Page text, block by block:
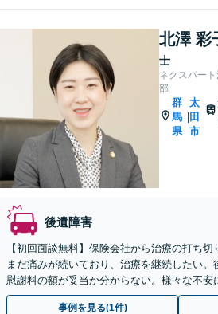
北澤 彩
士
ネクスパー
部
群
馬
県
太
田
市
後遺障害
【初回面談無料】保険会社から治療の打ち切
まだ痛みが続いており、治療を継続したい
慰謝料の額が妥当か分からない。様々な不安
気軽にご連絡ください。ご相談・着手金は無
事例を見る(1件)